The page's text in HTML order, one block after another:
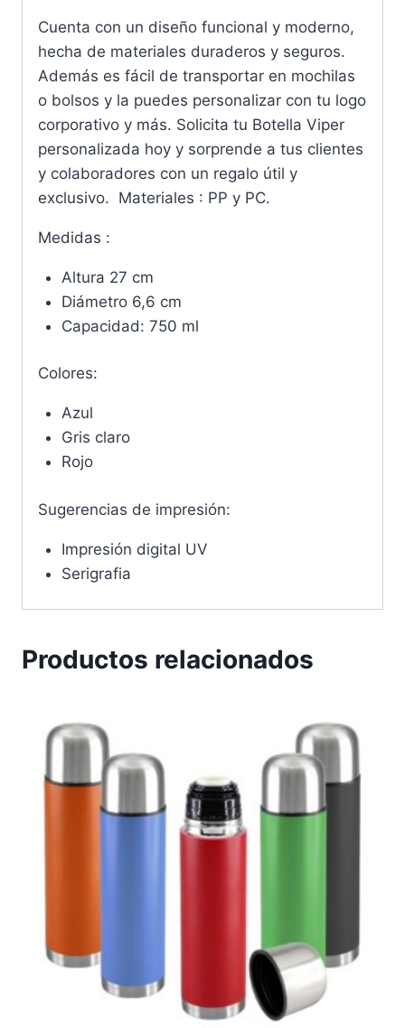
Cuenta con un diseño funcional y moderno,
hecha de materiales duraderos y seguros.
Además es fácil de transportar en mochilas
o bolsos y la puedes personalizar con tu logo
corporativo y más. Solicita tu Botella Viper
personalizada hoy y sorprende a tus clientes
y colaboradores con un regalo útil y
exclusivo. Materiales : PP y PC.
Medidas :
Altura 27 cm
Diámetro 6,6 cm
Capacidad: 750 ml
Colores:
Azul
Gris claro
Rojo
Sugerencias de impresión:
Impresión digital UV
Serigrafia
Productos relacionados